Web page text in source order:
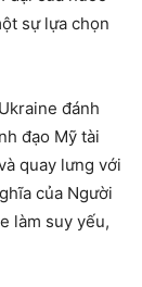
sự lựa chọn
đánh
đạo Mỹ tài
quay lưng với
của Người
làm suy yếu,